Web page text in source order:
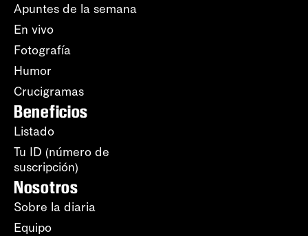
Apuntes de la semana
En vivo
Fotografía
Humor
Crucigramas
Beneficios
Listado
Tu ID (número de
suscripción)
Nosotros
Sobre la diaria
Equipo